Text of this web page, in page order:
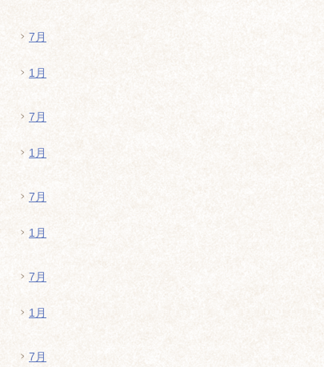
7月
1月
7月
1月
7月
1月
7月
1月
7月